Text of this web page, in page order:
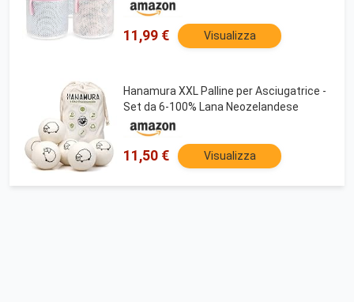
11,99 € Visualizza
Hanamura XXL Palline per Asciugatrice -
Set da 6-100% Lana Neozelandese
11,50 € Visualizza